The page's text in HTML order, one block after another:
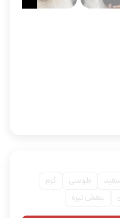
طوسی
کرم
بنفش تیره